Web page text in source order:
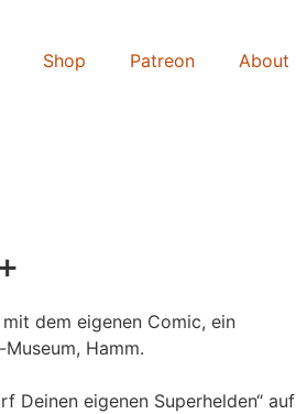
Shop Patreon About
dem eigenen Comic, ein
Hamm.
Deinen eigenen Superhelden“ auf